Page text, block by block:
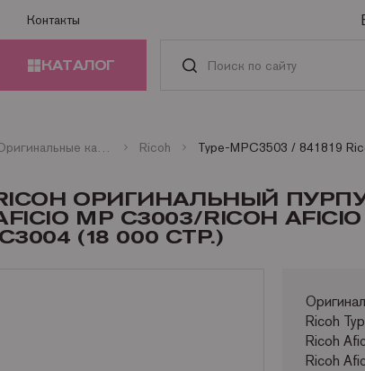
Контакты
КАТАЛОГ
ПРИНАДЛЕЖНОСТИ
Оригинальные картриджи Ricoh
RICOH ОРИГИНАЛЬНЫЙ
MP C3003/RICOH
(18 000 СТР.)
Ricoh
Ricoh
Ricoh